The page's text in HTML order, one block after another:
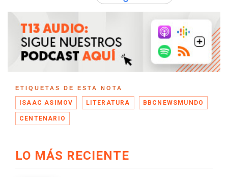
ETIQUETAS DE ESTA NOTA
ISAAC ASIMOV LITERATURA BBCNEWSMUNDO
CENTENARIO
LO MÁS RECIENTE